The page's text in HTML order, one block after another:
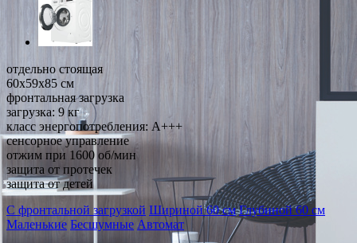
отдельно стоящая
60x59x85 см
фронтальная загрузка
загрузка: 9 кг
класс энергопотребления: A+++
сенсорное управление
отжим при 1600 об/мин
защита от протечек
защита от детей
С фронтальной загрузкой Шириной 60 см Глубиной 60 см
Маленькие Бесшумные Автомат